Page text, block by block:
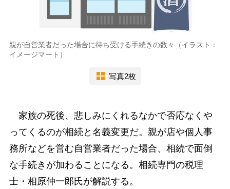
親が自営業者だった場合に待ち受ける手続きの数々（イラスト：
イメージマート）
写真2枚
家族の死後、悲しみにくれるなかで否応なくや
ってくるのが相続と名義変更だ。親が店や個人事
務所などを営む自営業者だった場合、相続で面倒
な手続きが加わることになる。相続専門の税理
士・相原仲一郎氏が解説する。